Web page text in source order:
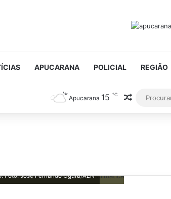
APUCARANA POLICIAL REGIÃO
Apucarana 15 ℃ Artigo
Foto: José Fernando Ogura/AEN